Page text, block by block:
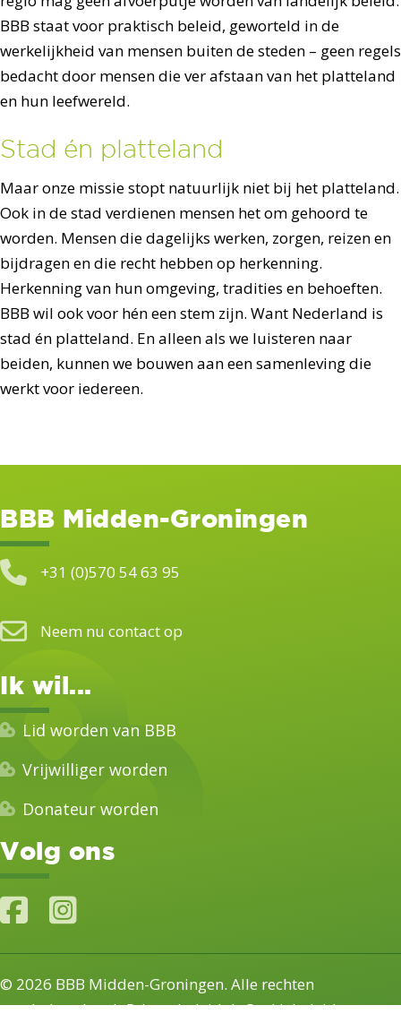
BBB staat voor praktisch beleid, geworteld in de
werkelijkheid van mensen buiten de steden – geen regels
bedacht door mensen die ver afstaan van het platteland
en hun leefwereld.
Stad én platteland
Maar onze missie stopt natuurlijk niet bij het platteland.
Ook in de stad verdienen mensen het om gehoord te
worden. Mensen die dagelijks werken, zorgen, reizen en
bijdragen en die recht hebben op herkenning.
Herkenning van hun omgeving, tradities en behoeften.
BBB wil ook voor hén een stem zijn. Want Nederland is
stad én platteland. En alleen als we luisteren naar
beiden, kunnen we bouwen aan een samenleving die
werkt voor iedereen.
BBB Midden-Groningen
+31 (0)570 54 63 95
Neem nu contact op
Ik wil...
Lid worden van BBB
Vrijwilliger worden
Donateur worden
Volg ons
© 2026 BBB Midden-Groningen. Alle rechten
voorbehouden | Privacybeleid | Cookiebeleid